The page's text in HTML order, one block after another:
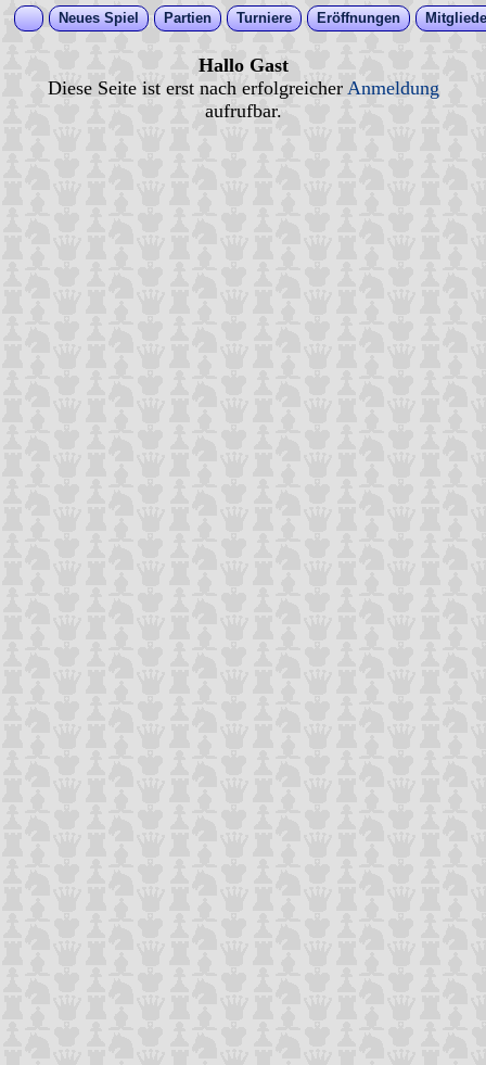
Neues Spiel Partien Turniere Eröffnungen
Hallo Gast
Diese Seite ist erst nach erfolgreicher Anmeldung
aufrufbar.